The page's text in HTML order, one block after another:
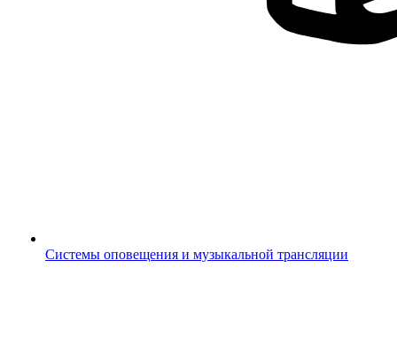
Системы оповещения и музыкальной трансляции